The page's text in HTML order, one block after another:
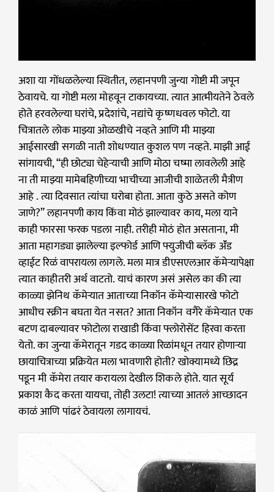
अशा या गोंधळलेल्या स्थितीत, लहानपणी जुन्या गोष्टी मी जपून
ठेवायचे. या गोष्टी मला मोहवून टाकायच्या. त्यात आत्मीयतेने ठेवले
होते हरवलेल्या घरांचे, प्रदेशांचे, नद्यांचे कृष्णधवल फोटो. या
चित्रातले लोक माझ्या ओळखीचे नव्हते आणि मी माझ्या
आईसारखी सगळी नाती शोधण्यात कुशल पण नव्हते. माझी आई
सांगायची, “ही छोट्या चेहेऱ्याची आणि मोठा चष्मा लावलेली आहे
ना ती माझ्या मामेबहिणीच्या भाचीच्या आजीची शाळेतली मैत्रीण
आहे . त्या दिवसात त्यांचा घरोबा होता. आता कुठे असते कोण
जाणे?” लहानपणी काय किंवा मोठं झाल्यावर काय, मला याने
काही फारसा फरक पडला नाही. तरीही मोठं होत असताना, मी
आता महागड्या झालेल्या इल्फोर्ड आणि फ्युजीची ब्लॅक ॲंड
व्हाईट रिळं वापरायला लागले. मला मात्र डीएसएलआर कॅमेऱ्यापेक्षा
त्यात काहीतरी अर्थ वाटतो. याचं कारण असं असेल का की त्या
काळ्या झेनिथ कॅमेऱ्यात आताच्या निकॉन कॅमेऱ्यासारखे फोटो
आधीच स्क्रीन बघता येत नसत? आता निकॉन वगैरे कॅमेऱ्यात एक
बटण दाबल्यावर फोटोला राखाडी किंवा फ्लोरोसेंट हिरवा करता
येतो. का जुन्या कॅमेरातून गडद काळ्या रिळांमधून तयार होणाऱ्या
छायाचित्राच्या प्रक्रियेत मला भावणारी होती? खोक्यामध्ये छिद्र
पडून मी कॅमेरा तयार करायला देखील शिकले होते. यात सूर्य
प्रकाश कैद करता यायचा, तोही उलटा! त्याच्या आतलं आच्छादन
काळं आणि पांढरं ठेवायला लागायचं.